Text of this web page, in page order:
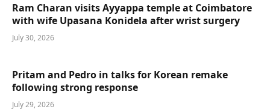
Ram Charan visits Ayyappa temple at Coimbatore
with wife Upasana Konidela after wrist surgery
July 30, 2026
Pritam and Pedro in talks for Korean remake
following strong response
July 29, 2026